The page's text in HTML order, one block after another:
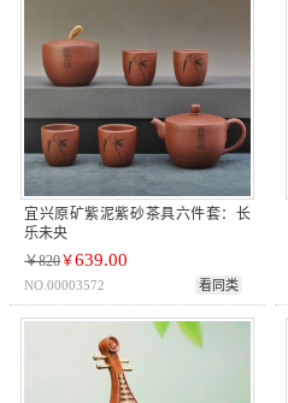
宜兴原矿紫泥紫砂茶具六件套：长
乐未央
￥820￥639.00
NO.00003572 看同类